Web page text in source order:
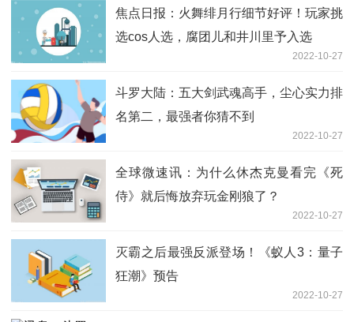
焦点日报：火舞绯月行细节好评！玩家挑
选cos人选，腐团儿和井川里予入选
2022-10-27
斗罗大陆：五大剑武魂高手，尘心实力排
名第二，最强者你猜不到
2022-10-27
全球微速讯：为什么休杰克曼看完《死
侍》就后悔放弃玩金刚狼了？
2022-10-27
灭霸之后最强反派登场！《蚁人3：量子
狂潮》预告
2022-10-27